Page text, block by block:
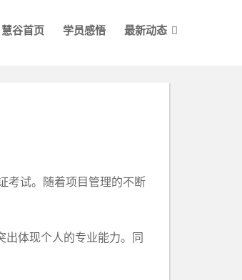
慧谷首页 学员感悟 最新动态
考试。随着项目管理的不断
体现个人的专业能力。同